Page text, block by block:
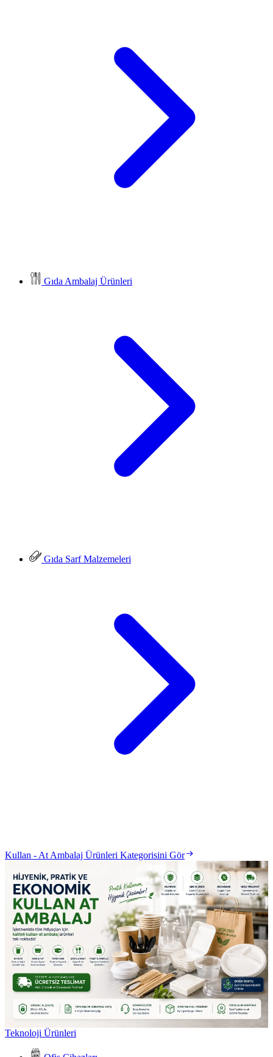
Gıda Ambalaj Ürünleri
Gıda Sarf Malzemeleri
Kullan - At Ambalaj Ürünleri Kategorisini Gör
Teknoloji Ürünleri